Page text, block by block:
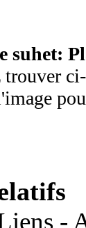
suhet:
trouver
-